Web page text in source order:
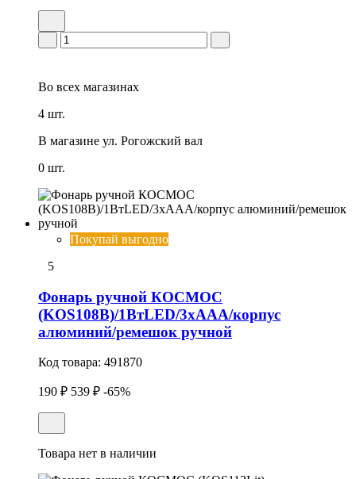
Во всех магазинах
4 шт.
В магазине ул. Рогожский вал
0 шт.
Покупай выгодно
5
Фонарь ручной КОСМОС
(KOS108B)/1ВтLED/3xAAА/корпус
алюминий/ремешок ручной
Код товара: 491870
190 ₽ 539 ₽ -65%
Товара нет в наличии